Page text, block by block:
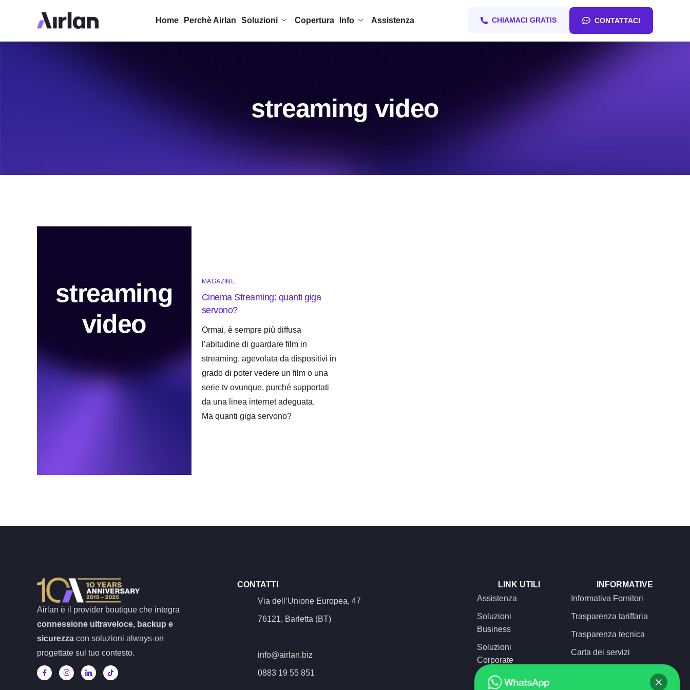
Home Perchè Airlan Soluzioni Copertura Info Assistenza CONTATTACI
CHIAMACI GRATIS
streaming video
streaming
video
MAGAZINE
Cinema Streaming: quanti giga
servono?
Ormai, è sempre più diffusa
l’abitudine di guardare film in
streaming, agevolata da dispositivi in
grado di poter vedere un film o una
serie tv ovunque, purché supportati
da una linea internet adeguata.
Ma quanti giga servono?
Airlan è il provider boutique che integra
connessione ultraveloce, backup e
sicurezza con soluzioni always-on
progettate sul tuo contesto.
CONTATTI
Via dell’Unione Europea, 47
76121, Barletta (BT)
info@airlan.biz
0883 19 55 851
LINK UTILI
Assistenza
Soluzioni
Business
Soluzioni
Corporate
Soluzioni Home
INFORMATIVE
Informativa Fornitori
Trasparenza tariffaria
Trasparenza tecnica
Carta dei servizi